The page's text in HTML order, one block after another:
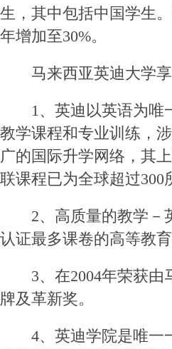
生，其中包括中国学生
年增加至30%。
马来西亚英迪大学享
1、英迪以英语为唯
教学课程和专业训练，
广的国际升学网络，其
联课程已为全球超过
2、高质量的教学－
认证最多课卷的高等教育
3、在2004年荣获由
牌及革新奖。
4、英迪学院是唯一